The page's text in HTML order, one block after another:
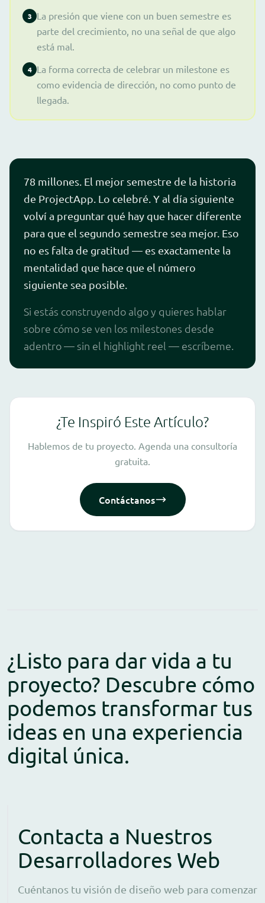
3
La presión que viene con un buen semestre es
parte del crecimiento, no una señal de que algo
está mal.
4 La forma correcta de celebrar un milestone es
como evidencia de dirección, no como punto de
llegada.
78 millones. El mejor semestre de la historia
de ProjectApp. Lo celebré. Y al día siguiente
volví a preguntar qué hay que hacer diferente
para que el segundo semestre sea mejor. Eso
no es falta de gratitud — es exactamente la
mentalidad que hace que el número
siguiente sea posible.
Si estás construyendo algo y quieres hablar
sobre cómo se ven los milestones desde
adentro — sin el highlight reel — escríbeme.
¿Te Inspiró Este Artículo?
Hablemos de tu proyecto. Agenda una consultoría
gratuita.
Contáctanos
¿Listo para dar vida a tu
proyecto? Descubre cómo
podemos transformar tus
ideas en una experiencia
digital única.
Contacta a Nuestros
Desarrolladores Web
Cuéntanos tu visión de diseño web para comenzar